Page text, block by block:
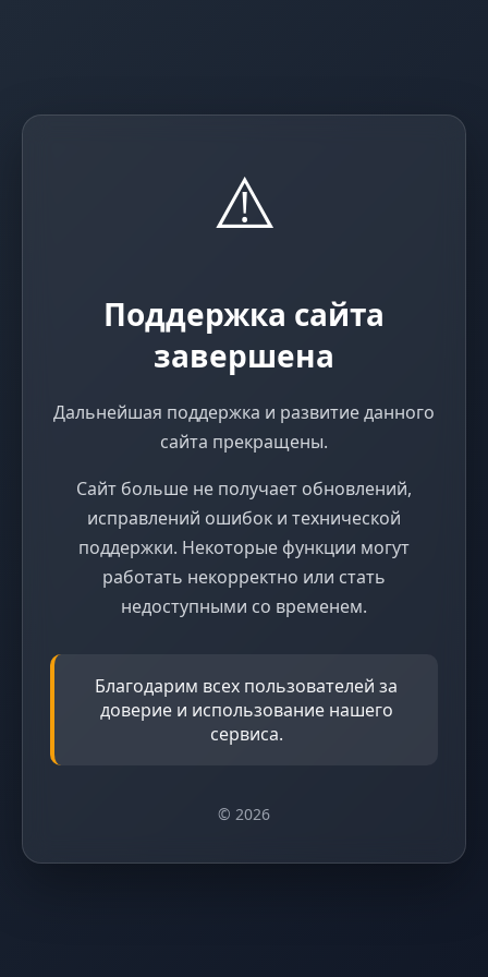
⚠️
Поддержка сайта
завершена
Дальнейшая поддержка и развитие данного
сайта прекращены.
Сайт больше не получает обновлений,
исправлений ошибок и технической
поддержки. Некоторые функции могут
работать некорректно или стать
недоступными со временем.
Благодарим всех пользователей за
доверие и использование нашего
сервиса.
© 2026